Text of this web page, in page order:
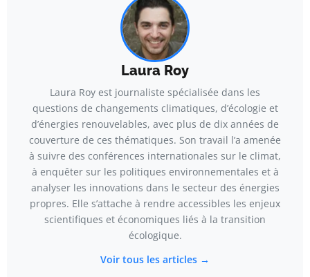
Laura Roy
Laura Roy est journaliste spécialisée dans les
questions de changements climatiques, d’écologie et
d’énergies renouvelables, avec plus de dix années de
couverture de ces thématiques. Son travail l’a amenée
à suivre des conférences internationales sur le climat,
à enquêter sur les politiques environnementales et à
analyser les innovations dans le secteur des énergies
propres. Elle s’attache à rendre accessibles les enjeux
scientifiques et économiques liés à la transition
écologique.
Voir tous les articles →